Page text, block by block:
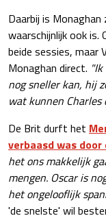
Daarbij is
waarschijnlijk ook is.
beide sessies, maar
Monaghan direct.
nog sneller kan, hij
wat kunnen
De Brit durft het
verbaasd was door
het ons makkelijk
mengen. Oscar is
het ongelooflijk
'de snelste' wil